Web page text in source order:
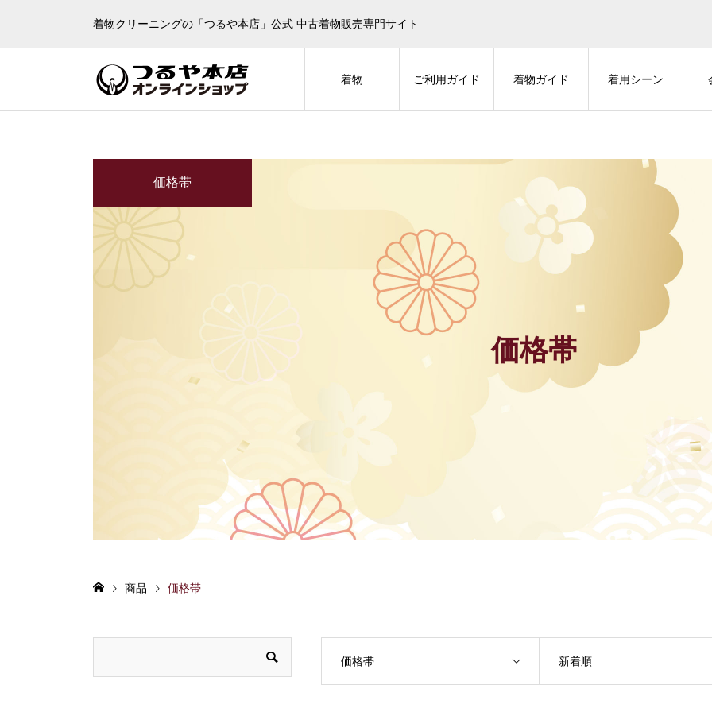
着物クリーニングの「つるや本店」公式 中古着物販売専門サイト
着物 ご利用ガイド 着物ガイド 着用シーン
価格帯
価格帯
商品 価格帯
価格帯 新着順